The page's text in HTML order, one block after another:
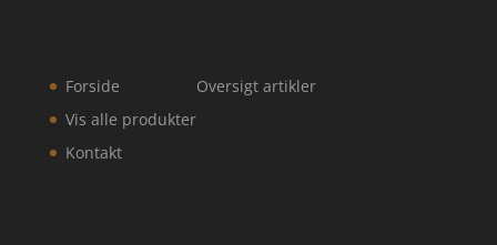
Forside
Vis alle produkter
Kontakt
Oversigt artikler